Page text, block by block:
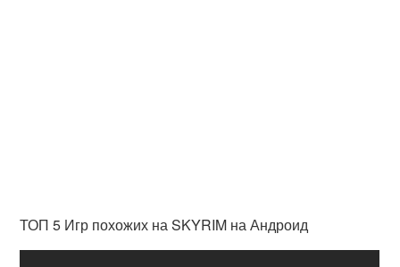
ТОП 5 Игр похожих на SKYRIM на Андроид